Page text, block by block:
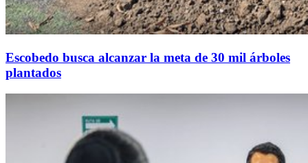
Escobedo busca alcanzar la meta de 30 mil árboles
plantados